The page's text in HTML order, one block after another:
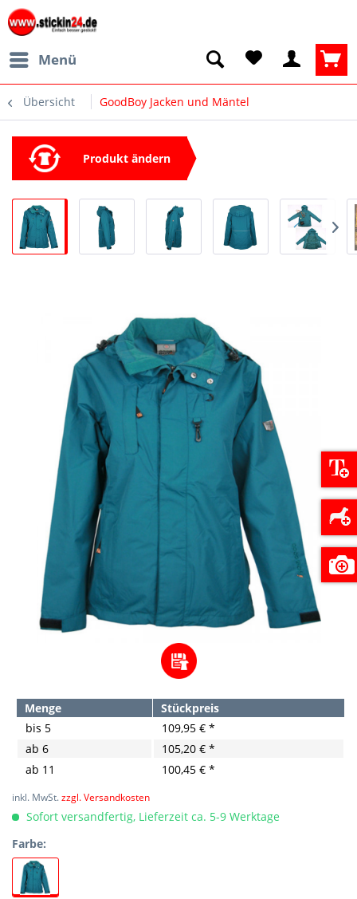
Menü
Übersicht GoodBoy Jacken und Mäntel
Produkt ändern
Menge
Stückpreis
bis 5
109,95 € *
ab 6
105,20 € *
ab 11 100,45 € *
inkl. MwSt.zzgl. Versandkosten
Sofort versandfertig, Lieferzeit ca. 5-9 Werktage
Farbe: